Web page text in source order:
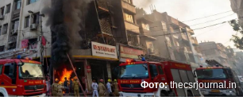
Фото:thecsrjournal.in